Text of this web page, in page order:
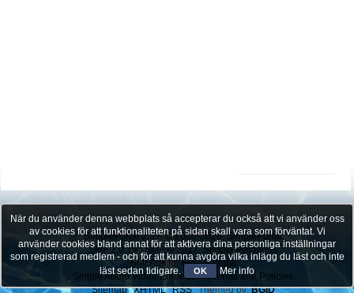
SimplePortal 2.3.8 © 2008-2026, SimplePortal
SMF 2.0.19|SMF © 2017,Simple Machines
SMFAdsforFree Forums
Simple Audio Video Embedder|Terms and Policies
Sitemap XHTML RSS Themed by:BGID
När du använder denna webbplats så accepterar du också att vi använder oss
av cookies för att funktionaliteten på sidan skall vara som förväntat. Vi
använder cookies bland annat för att aktivera dina personliga inställningar
som registrerad medlem - och för att kunna avgöra vilka inlägg du läst och inte
läst sedan tidigare.
OK Mer info